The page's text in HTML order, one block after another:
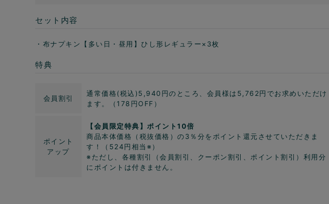
セット内容
・布ナプキン【多い日・昼用】ひし形レギュラー×3枚
特典
会員割引
通常価格(税込)5,940円のところ、会員様は5,762円でお求めいただけ
ます。（178円OFF）
ポイント
アップ
【会員限定特典】ポイント10倍
商品本体価格（税抜価格）の3％分をポイント還元させていただきま
す！（524円相当※）
※ただし、各種割引（会員割引、クーポン割引、ポイント割引）利用分
にポイントは付きません。